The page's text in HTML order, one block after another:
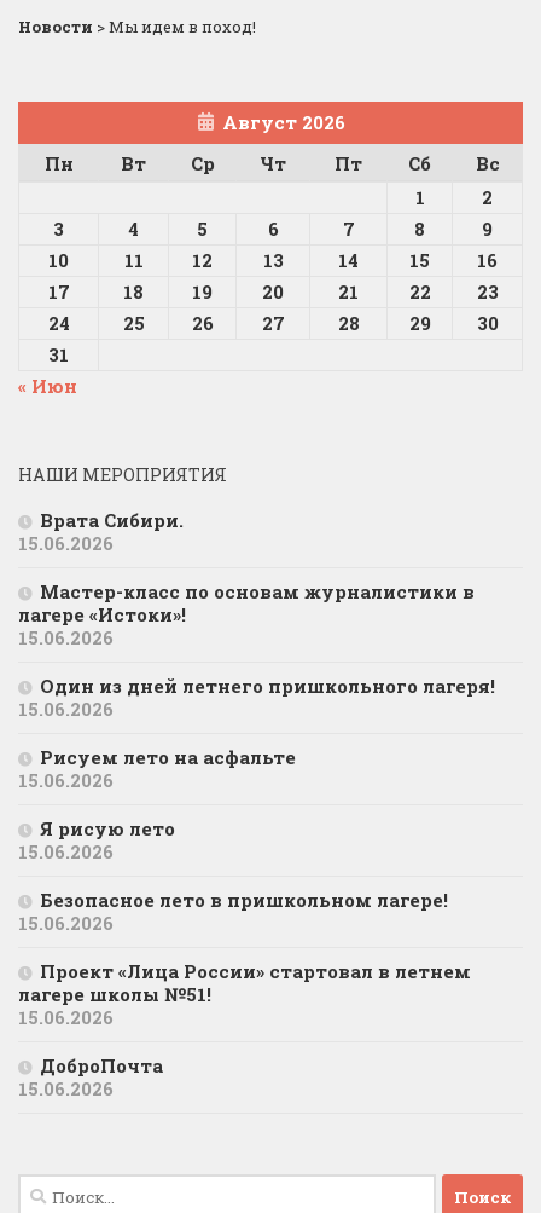
Новости >Мы идем в поход!
Август 2026
Пн
Вт Ср Чт Пт Сб
Вс
1
2
3
4 5 6 7 8
9
10
11 12 13 14 15
16
17
18 19 20 21 22
23
24
25 26 27 28 29
30
31
« Июн
НАШИ МЕРОПРИЯТИЯ
Врата Сибири.
15.06.2026
Мастер-класс по основам журналистики в
лагере «Истоки»!
15.06.2026
Один из дней летнего пришкольного лагеря!
15.06.2026
Рисуем лето на асфальте
15.06.2026
Я рисую лето
15.06.2026
Безопасное лето в пришкольном лагере!
15.06.2026
Проект «Лица России» стартовал в летнем
лагере школы №51!
15.06.2026
ДоброПочта
15.06.2026
Найти: